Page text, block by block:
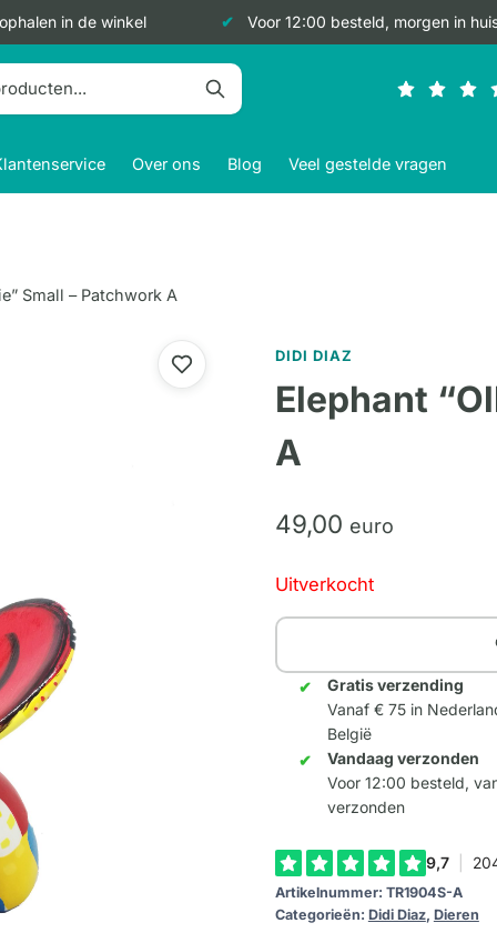
in de winkel Voor 12:00 besteld, morgen in
Over ons Blog Veel gestelde vragen
Small – Patchwork A
DIDI DIAZ
Elephant
A
49,00 euro
Uitverkocht
Gratis verzending
Vanaf € 75 in
België
Vandaag verzonden
Voor 12:00 besteld,
verzonden
Artikelnummer: TR1904S-A
Categorieën: Didi Diaz, Dieren